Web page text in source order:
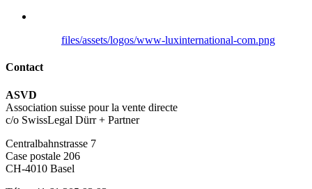
files/assets/logos/www-luxinternational-com.png
Contact
ASVD
Association suisse pour la vente directe
c/o SwissLegal Dürr + Partner
Centralbahnstrasse 7
Case postale 206
CH-4010 Basel